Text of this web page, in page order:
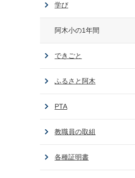
学び
阿木小の1年間
できごと
ふるさと阿木
PTA
教職員の取組
各種証明書